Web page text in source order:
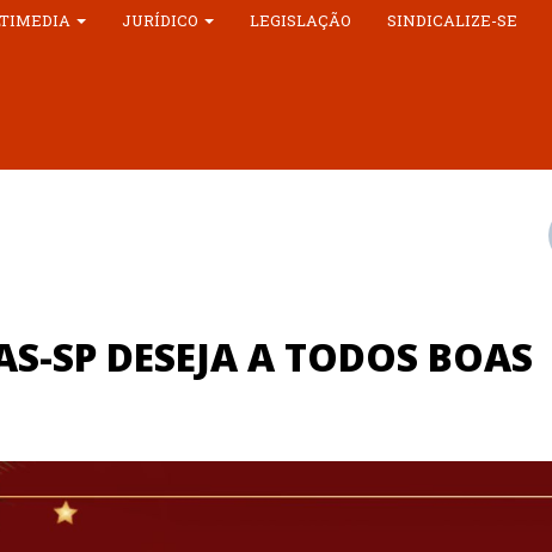
JURÍDICO LEGISLAÇÃO SINDICALIZE-SE
SP DESEJA A TODOS BOAS